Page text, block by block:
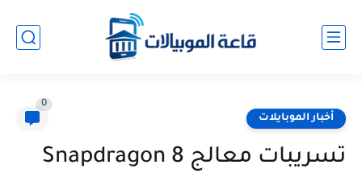
أخبار الموبايلات
0
تسريبات معالج Snapdragon 8